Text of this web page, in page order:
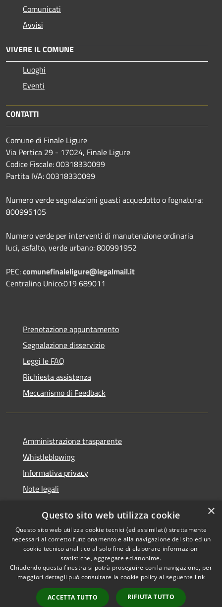
Comunicati
Avvisi
VIVERE IL COMUNE
Luoghi
Eventi
CONTATTI
Comune di Finale Ligure
Via Pertica 29 - 17024, Finale Ligure
Codice Fiscale: 00318330099
Partita IVA: 00318330099
Numero verde segnalazioni guasti acquedotto o fognatura:
800995105
Numero verde per interventi di manutenzione ordinaria
luci, asfalto, verde urbano: 800991952
PEC:comunefinaleligure@legalmail.it
Centralino Unico:019 689011
Prenotazione appuntamento
Segnalazione disservizio
Leggi le FAQ
Richiesta assistenza
Meccanismo di Feedback
Amministrazione trasparente
Whistleblowing
Informativa privacy
Note legali
Segnalazioni di inaccessibilità
RSS
Accessibilità
Copyright © 2026 • Comune di
Finale Ligure • Powered by
Municipium•
Accesso
×
Questo sito web utilizza cookie
Questo sito web utilizza cookie tecnici (ed assimilati) strettamente
necessari al corretto funzionamento e alla navigazione del sito ed un
cookie tecnico analitico al solo fine di elaborare informazioni
statistiche, aggregate ed anonime.
Chiudendo questa finestra si potrà proseguire con la navigazione, per
maggiori dettagli può consultare la cookie policy al seguente link
ACCETTA TUTTO RIFIUTA TUTTO